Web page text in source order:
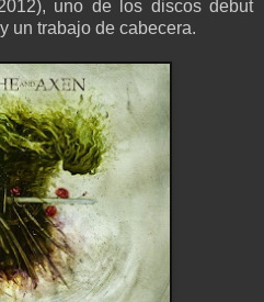
uno de los discos debut
un trabajo de cabecera.